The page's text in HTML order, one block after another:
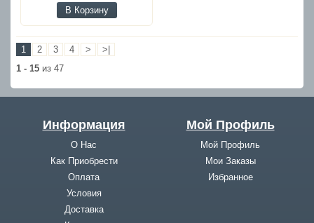
В Корзину
1 2 3 4 >
>|
1 - 15 из 47
Информация
О Нас
Как Приобрести
Оплата
Условия
Доставка
Мой Профиль
Мой Профиль
Мои Заказы
Избранное